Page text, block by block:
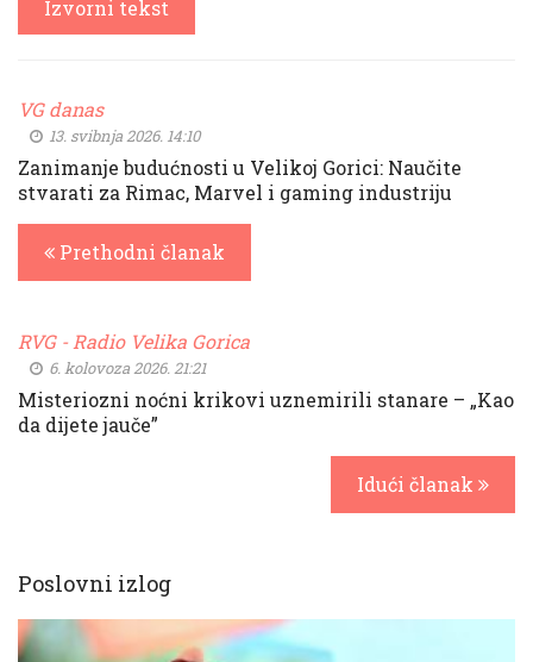
Izvorni tekst
VG danas
13. svibnja 2026. 14:10
Zanimanje budućnosti u Velikoj Gorici: Naučite
stvarati za Rimac, Marvel i gaming industriju
Prethodni članak
RVG - Radio Velika Gorica
6. kolovoza 2026. 21:21
Misteriozni noćni krikovi uznemirili stanare – „Kao
da dijete jauče”
Idući članak
Poslovni izlog